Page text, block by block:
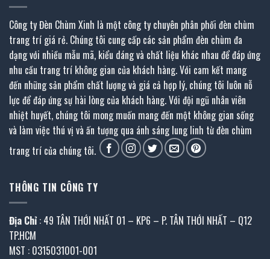
Công ty Đèn Chùm Xinh là một công ty chuyên phân phối đèn chùm
trang trí giá rẻ. Chúng tôi cung cấp các sản phẩm đèn chùm đa
dạng với nhiều mẫu mã, kiểu dáng và chất liệu khác nhau để đáp ứng
nhu cầu trang trí không gian của khách hàng. Với cam kết mang
đến những sản phẩm chất lượng và giá cả hợp lý, chúng tôi luôn nỗ
lực để đáp ứng sự hài lòng của khách hàng. Với đội ngũ nhân viên
nhiệt huyết, chúng tôi mong muốn mang đến một không gian sống
và làm việc thú vị và ấn tượng qua ánh sáng lung linh từ đèn chùm
trang trí của chúng tôi.
THÔNG TIN CÔNG TY
Địa Chỉ : 49 TÂN THỚI NHẤT 01 – KP6 – P. TÂN THỚI NHẤT – Q12
TP.HCM
MST : 0315031001-001